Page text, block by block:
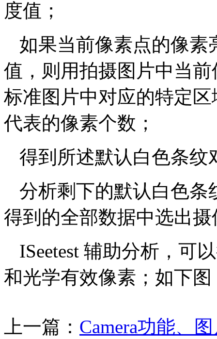
度值；
如果当前像素点的像素
值，则用拍摄图片中当
标准图片中对应的特定
代表的像素个数；
得到所述默认白色条纹
分析剩下的默认白色条
得到的全部数据中选出
ISeetest 辅助分析，可
和光学有效像素；如下图
上一篇： Camera功能、